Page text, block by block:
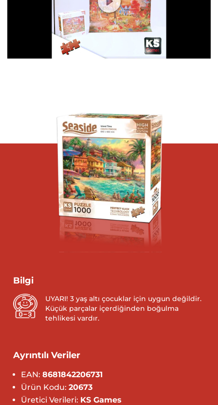
Bilgi
UYARI! 3 yaş altı çocuklar için uygun değildir.
Küçük parçalar içerdiğinden boğulma
tehlikesi vardır.
Ayrıntılı Veriler
EAN: 8681842206731
Ürün Kodu: 20673
Üretici Verileri: KS Games